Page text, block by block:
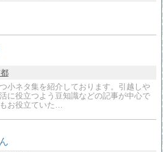
小ネタ集を紹介しております。引越しや
に役立つよう豆知識などの記事が中心で
お役立ていた…